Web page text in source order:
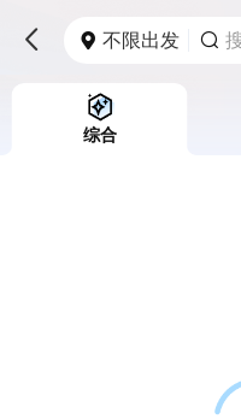
  不限出发 
综合